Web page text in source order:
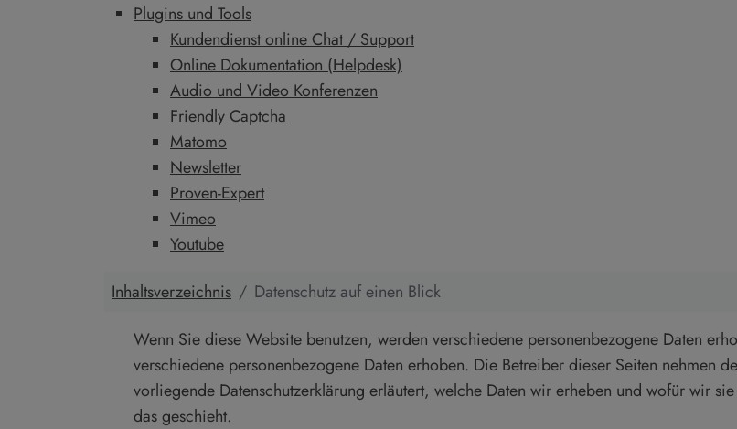
Plugins und Tools
Kundendienst online Chat / Support
Online Dokumentation (Helpdesk)
Audio und Video Konferenzen
Friendly Captcha
Matomo
Newsletter
Proven-Expert
Vimeo
Youtube
Inhaltsverzeichnis
Datenschutz auf einen Blick
Wenn Sie diese Website benutzen, werden verschiedene personenbezogene Daten
verschiedene personenbezogene Daten erhoben. Die Betreiber dieser Seiten nehmen
vorliegende Datenschutzerklärung erläutert, welche Daten wir erheben und wofür wir
das geschieht.